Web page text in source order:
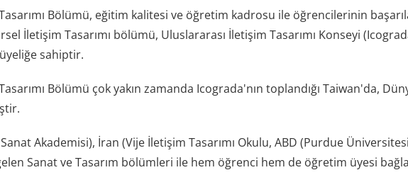
Bölümü, eğitim kalitesi ve öğretim kadrosu ile öğrencilerinin
İletişim Tasarımı bölümü, Uluslararası İletişim Tasarımı Konseyi
sahiptir.
Bölümü çok yakın zamanda Icograda'nın toplandığı Taiwan'da,
Akademisi), İran (Vije İletişim Tasarımı Okulu, ABD (Purdue
Sanat ve Tasarım bölümleri ile hem öğrenci hem de öğretim üyesi